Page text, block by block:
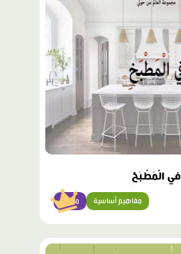
في الْمَطْبَخِ
مبتدئ مفاهيم أساسية